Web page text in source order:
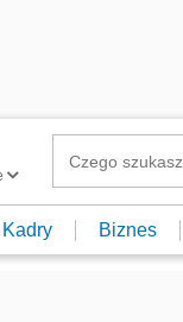
Kadry Biznes